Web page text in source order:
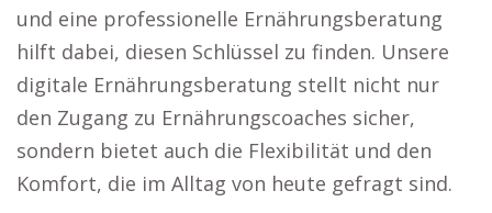
und eine professionelle Ernährungsberatung
hilft dabei, diesen Schlüssel zu finden. Unsere
digitale Ernährungsberatung stellt nicht nur
den Zugang zu Ernährungscoaches sicher,
sondern bietet auch die Flexibilität und den
Komfort, die im Alltag von heute gefragt sind.